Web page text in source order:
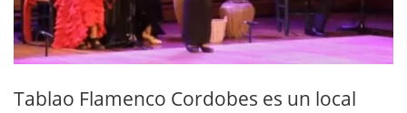
Tablao Flamenco Cordobes es un local